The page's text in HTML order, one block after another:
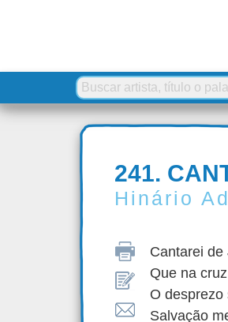
241.
Hinário
Cantarei de
Que na
O desprezo
Salvação